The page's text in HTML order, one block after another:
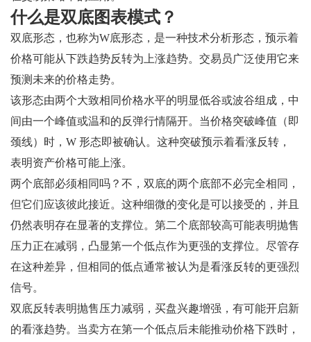
什么是双底图表模式？
双底形态，也称为W底形态，是一种技术分析形态，预示着
价格可能从下跌趋势反转为上涨趋势。交易员广泛使用它来
预测未来的价格走势。
该形态由两个大致相同价格水平的明显低谷或波谷组成，中
间由一个峰值或温和的反弹行情隔开。当价格突破峰值（即
颈线）时，W 形态即被确认。这种突破预示着看涨反转，
表明资产价格可能上涨。
两个底部必须相同吗？不，双底的两个底部不必完全相同，
但它们应该彼此接近。这种细微的变化是可以接受的，并且
仍然表明存在显著的支撑位。第二个底部较高可能表明抛售
压力正在减弱，凸显第一个低点作为更强的支撑位。尽管存
在这种差异，但相同的低点通常被认为是看涨反转的更强烈
信号。
双底反转表明抛售压力减弱，买盘兴趣增强，有可能开启新
的看涨趋势。当卖方在第一个低点后未能推动价格下跌时，